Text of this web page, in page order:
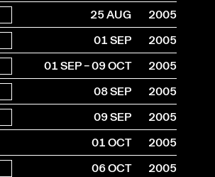
25 AUG
2005
01 SEP
2005
01 SEP – 09 OCT
2005
08 SEP
2005
09 SEP
2005
01 OCT
2005
06 OCT
2005